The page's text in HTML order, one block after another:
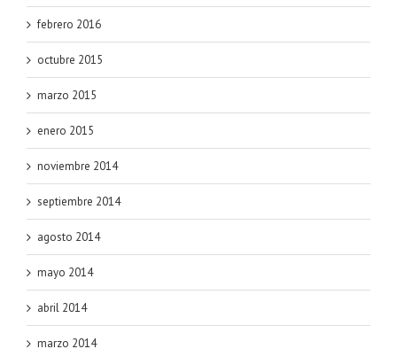
febrero 2016
octubre 2015
marzo 2015
enero 2015
noviembre 2014
septiembre 2014
agosto 2014
mayo 2014
abril 2014
marzo 2014